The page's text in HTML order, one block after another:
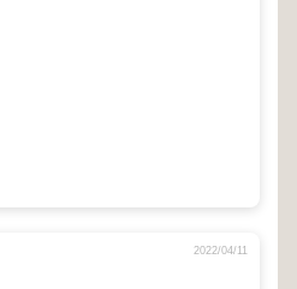
2022/04/11